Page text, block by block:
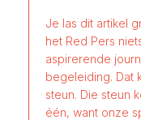
Je las dit artikel
het Red Pers
aspirerende
begeleiding. Dat
steun. Die steun
één, want onze